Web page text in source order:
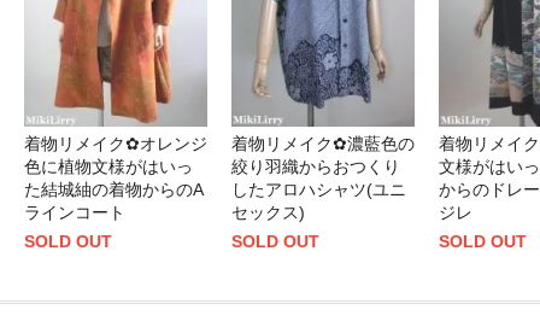
着物リメイク✿オレンジ
色に植物文様がはいっ
た結城紬の着物からのA
ラインコート
SOLD OUT
着物リメイク✿濃藍色の
絞り羽織からおつくり
したアロハシャツ(ユニ
セックス)
SOLD OUT
着物リメイ
文様がはい
からのドレ
ジレ
SOLD OUT